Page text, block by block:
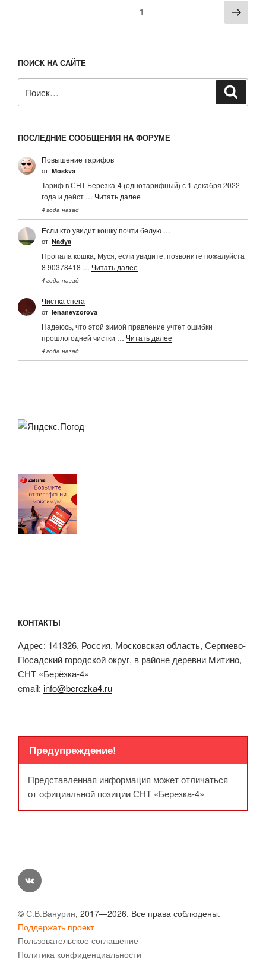
1
ПОИСК НА САЙТЕ
ПОСЛЕДНИЕ СООБЩЕНИЯ НА ФОРУМЕ
Повышение тарифов
от Moskva
Тариф в СНТ Березка-4 (однотарифный) с 1 декабря 2022
года и дейст … Читать далее
4 года назад
Если кто увидит кошку почти белую …
от Nadya
Пропала кошка, Муся, если увидите, позвоните пожалуйста
8 90378418 … Читать далее
4 года назад
Чистка снега
от Ienanevzorova
Надеюсь, что этой зимой правление учтет ошибки
прошлогодней чистки … Читать далее
4 года назад
КОНТАКТЫ
Адрес: 141326, Россия, Московская область, Сергиево-
Посадский городской округ, в районе деревни Митино,
СНТ «Берёзка-4»
email: info@berezka4.ru
Предупреждение!
Представленная информация может отличаться
от официальной позиции СНТ «Березка-4»
vk
© С.В.Ванурин, 2017—2026. Все права соблюдены.
Поддержать проект
Пользовательское соглашение
Политика конфиденциальности